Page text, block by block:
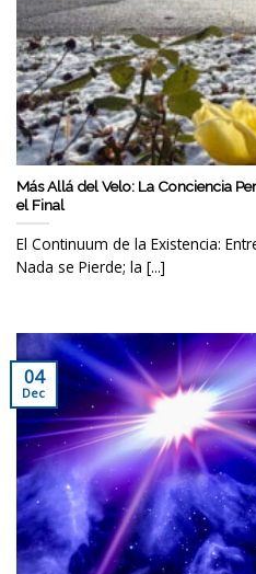
Más Allá del Velo: La Conciencia
el Final
El Continuum de la Existencia:
Nada se Pierde; la [...]
04
Dec